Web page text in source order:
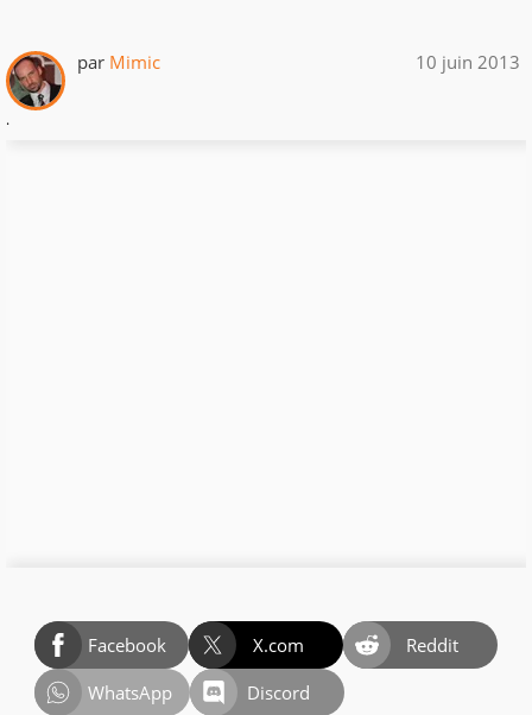
par Mimic 10 juin 2013
.
Facebook X.com
Reddit
WhatsApp
Discord